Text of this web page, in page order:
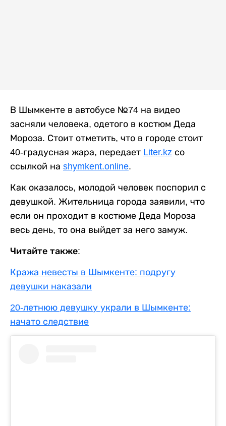
В Шымкенте в автобусе №74 на видео
засняли человека, одетого в костюм Деда
Мороза. Стоит отметить, что в городе стоит
40-градусная жара, передает Liter.kz со
ссылкой на shymkent.online.
Как оказалось, молодой человек поспорил с
девушкой. Жительница города заявили, что
если он проходит в костюме Деда Мороза
весь день, то она выйдет за него замуж.
Читайте также:
Кража невесты в Шымкенте: подругу
девушки наказали
20-летнюю девушку украли в Шымкенте:
начато следствие